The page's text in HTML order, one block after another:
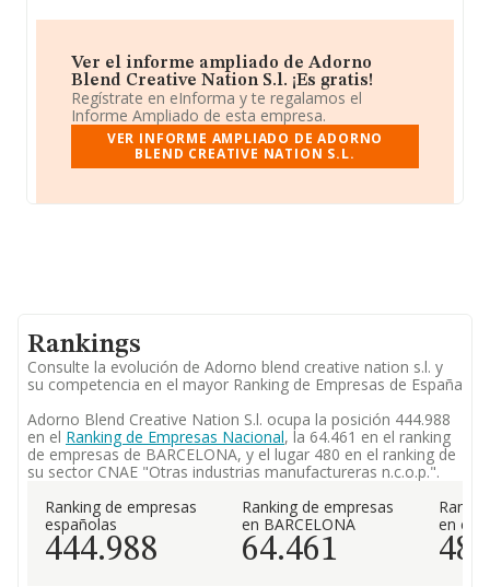
Ver el informe ampliado de Adorno
Blend Creative Nation S.l. ¡Es gratis!
Regístrate en eInforma y te regalamos el
Informe Ampliado de esta empresa.
VER INFORME AMPLIADO DE ADORNO
BLEND CREATIVE NATION S.L.
Rankings
Consulte la evolución de Adorno blend creative nation s.l. y
su competencia en el mayor Ranking de Empresas de España
Adorno Blend Creative Nation S.l. ocupa la posición 444.988
en el Ranking de Empresas Nacional, la 64.461 en el ranking
de empresas de BARCELONA, y el lugar 480 en el ranking de
su sector CNAE "Otras industrias manufactureras n.c.o.p.".
Ranking de empresas
españolas
444.988
Ranking de empresas
en BARCELONA
64.461
en el
480